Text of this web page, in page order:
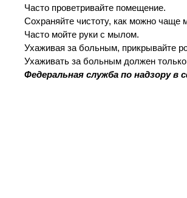
Часто проветривайте помещение.
Сохраняйте чистоту, как можно
Часто мойте руки с мылом.
Ухаживая за больным, прикрывайте
Ухаживать за больным должен
Федеральная служба по надзору